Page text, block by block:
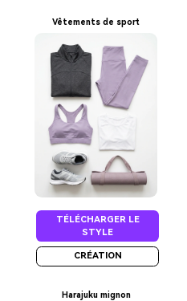
Vêtements de sport
TÉLÉCHARGER LE
STYLE
CRÉATION
Harajuku mignon